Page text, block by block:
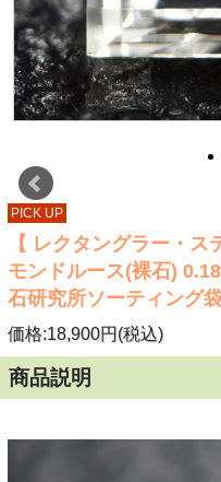
PICK UP
【 レクタングラー・
モンドルース(裸石)
石研究所ソーティング
価格:18,900円(税込)
商品説明